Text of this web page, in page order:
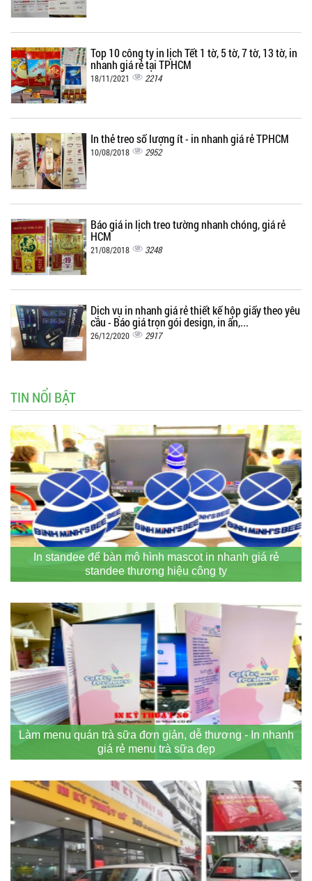
Top 10 công ty in lịch Tết 1 tờ, 5 tờ, 7 tờ, 13 tờ, in
nhanh giá rẻ tại TPHCM
18/11/2021 2214
In thẻ treo số lượng ít - in nhanh giá rẻ TPHCM
10/08/2018 2952
Báo giá in lịch treo tường nhanh chóng, giá rẻ
HCM
21/08/2018 3248
Dịch vụ in nhanh giá rẻ thiết kế hộp giấy theo yêu
cầu - Báo giá trọn gói design, in ấn,...
26/12/2020 2917
TIN NỔI BẬT
In standee để bàn mô hình mascot in nhanh giá rẻ
standee thương hiệu công ty
Làm menu quán trà sữa đơn giản, dễ thương - In nhanh
giá rẻ menu trà sữa đẹp